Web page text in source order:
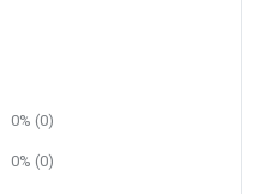
0% (0)
0% (0)